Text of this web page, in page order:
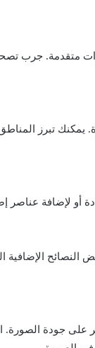
جرب تصحيح
تبرز
لإضافة عناصر
بعض النصائح
على جودة